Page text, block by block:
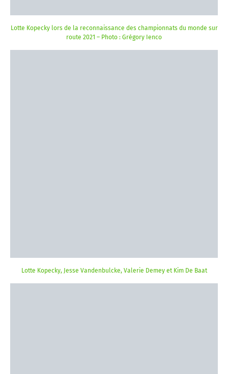
Lotte Kopecky lors de la reconnaissance des championnats du monde sur
route 2021 – Photo : Grégory Ienco
Lotte Kopecky, Jesse Vandenbulcke, Valerie Demey et Kim De Baat